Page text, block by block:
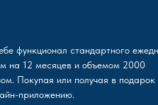
функционал стандартного
на 12 месяцев и объемом 2000
Покупая или получая в подарок
приложению.